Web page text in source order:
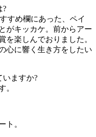
?
すめ欄にあった、ペイ
がキッカケ。前からアー
を楽しんでおりました。
心に響く生き方をしたい
いますか?
。
ト。